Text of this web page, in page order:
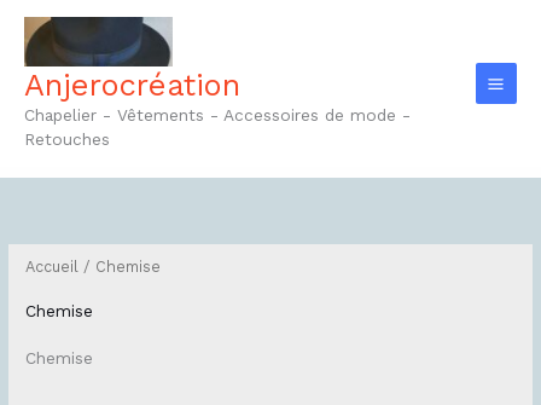
Aller
contenuAnjerocréation
Chapelier - Vêtements - Accessoires de mode -
Retouches
Accueil / Chemise
Chemise
Chemise
Trié